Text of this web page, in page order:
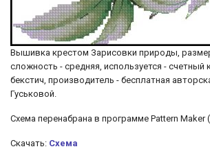
Вышивка крестом Зарисовки природы,
сложность - средняя, используется - счетный
бекстич, производитель - бесплатная
Гуськовой.
Схема перенабрана в программе Pattern Maker
Скачать: Схема